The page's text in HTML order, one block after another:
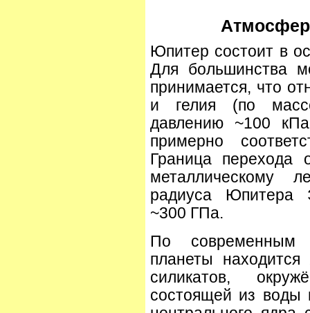
Юпитер состоит в
Для большинства
принимается, что
и гелия (по
давлению ~100
примерно
Граница перехода
металлическому
радиуса Юпитера
~300 ГПа.
По современным
планеты находится
силикатов,
состоящей из воды